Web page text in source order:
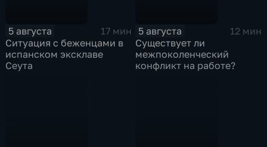
5 августа
17 мин
Ситуация с беженцами в
испанском эксклаве
Сеута
5 августа
12 мин
Существует ли
межпоколенческий
конфликт на работе?